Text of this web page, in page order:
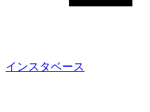
インスタベース